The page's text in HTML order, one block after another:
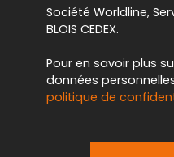
Société Worldline,
BLOIS CEDEX.
Pour en savoir plus
données
politique de